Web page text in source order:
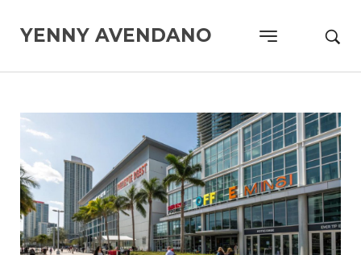
YENNY AVENDANO